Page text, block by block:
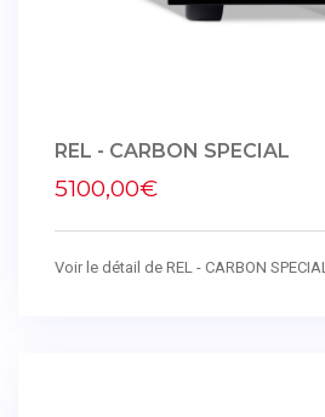
REL - CARBON SPECIAL
5100,00€
Voir le détail de REL - CARBON SPECIAL